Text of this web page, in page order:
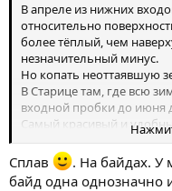
В апреле из нижних
относительно
более тёплый, чем
незначительный минус.
Но копать неоттаявшую
В Старице там, где всю
входной пробки до июня
Самый красивый и
вариант - сплав по реке.
Могу помочь с
Сплав
. На байдах. У
байд одна однозначно